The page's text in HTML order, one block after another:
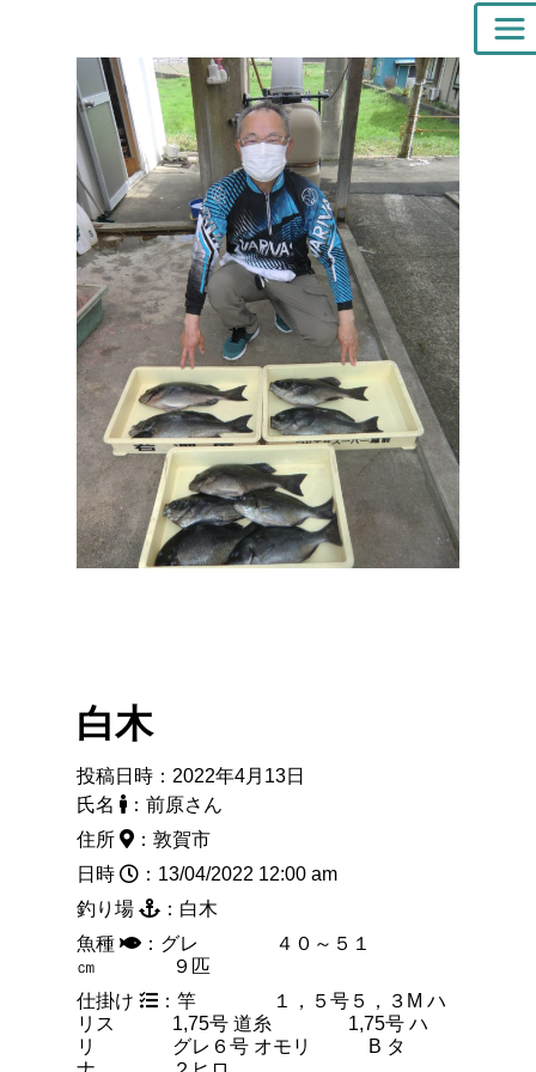
白木
投稿日時：2022年4月13日
氏名
：前原さん
住所
：敦賀市
日時
：13/04/2022 12:00 am
釣り場
：白木
魚種
：グレ ４０～５１
㎝ ９匹
仕掛け
：竿 １，５号５，３M ハ
リス 1,75号 道糸 1,75号 ハ
リ グレ６号 オモリ B タ